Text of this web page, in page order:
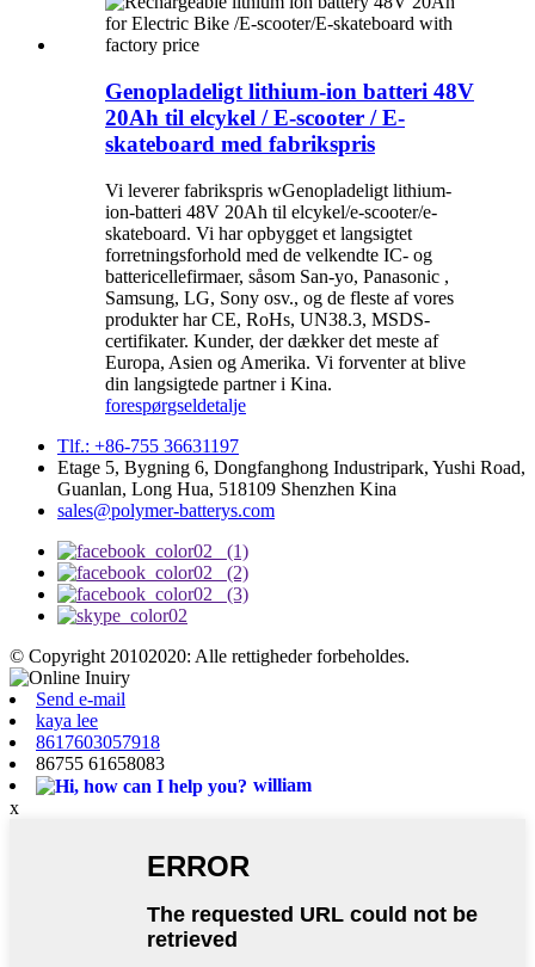
Genopladeligt lithium-ion batteri 48V
20Ah til elcykel / E-scooter / E-
skateboard med fabrikspris
Vi leverer fabrikspris wGenopladeligt lithium-
ion-batteri 48V 20Ah til elcykel/e-scooter/e-
skateboard. Vi har opbygget et langsigtet
forretningsforhold med de velkendte IC- og
battericellefirmaer, såsom San-yo, Panasonic ,
Samsung, LG, Sony osv., og de fleste af vores
produkter har CE, RoHs, UN38.3, MSDS-
certifikater. Kunder, der dækker det meste af
Europa, Asien og Amerika. Vi forventer at blive
din langsigtede partner i Kina.
forespørgseldetalje
Tlf.: +86-755 36631197
Etage 5, Bygning 6, Dongfanghong Industripark, Yushi Road,
Guanlan, Long Hua, 518109 Shenzhen Kina
sales@polymer-batterys.com
© Copyright 20102020: Alle rettigheder forbeholdes.
Send e-mail
kaya lee
8617603057918
86755 61658083
william
x